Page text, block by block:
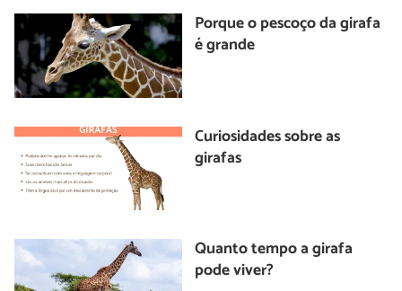
Porque o pescoço da girafa
é grande
Curiosidades sobre as
girafas
Quanto tempo a girafa
pode viver?